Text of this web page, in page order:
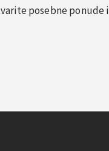
posebne ponude i